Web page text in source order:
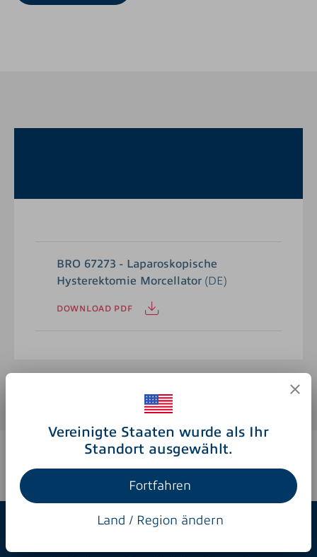
Vereinigte Staaten wurde als Ihr
Standort ausgewählt.
Fortfahren
Land / Region ändern
BRO 67273 - Laparoskopische
Hysterektomie Morcellator (DE)
DOWNLOAD PDF